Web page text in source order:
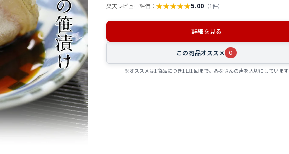
楽天レビュー評価： ★★★★★5.00 （1件）
詳細を見る
この商品オススメ 0
※オススメは1商品につき1日1回まで。みなさんの声を大切にしています